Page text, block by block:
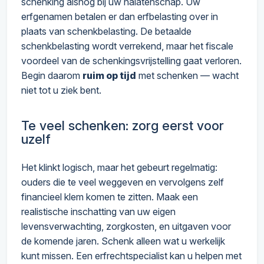
erfgenamen betalen er dan erfbelasting over in
plaats van schenkbelasting. De betaalde
schenkbelasting wordt verrekend, maar het fiscale
voordeel van de schenkingsvrijstelling gaat verloren.
Begin daarom ruim op tijd met schenken — wacht
niet tot u ziek bent.
Te veel schenken: zorg eerst voor
uzelf
Het klinkt logisch, maar het gebeurt regelmatig:
ouders die te veel weggeven en vervolgens zelf
financieel klem komen te zitten. Maak een
realistische inschatting van uw eigen
levensverwachting, zorgkosten, en uitgaven voor
de komende jaren. Schenk alleen wat u werkelijk
kunt missen. Een erfrechtspecialist kan u helpen met